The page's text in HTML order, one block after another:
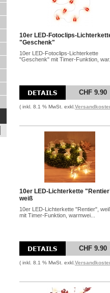
10er LED-Fotoclips-
"Geschenk"
10er LED-Fotoclips-Lichterkette
"Geschenk" mit Timer-Funktion,
CHF 9.90
( inkl. 8.1 % MwSt. exkl.
10er LED-Lichterkette
weiß
10er LED-Lichterkette "Rentier",
mit Timer-Funktion, warmwei...
CHF 9.90
( inkl. 8.1 % MwSt. exkl.